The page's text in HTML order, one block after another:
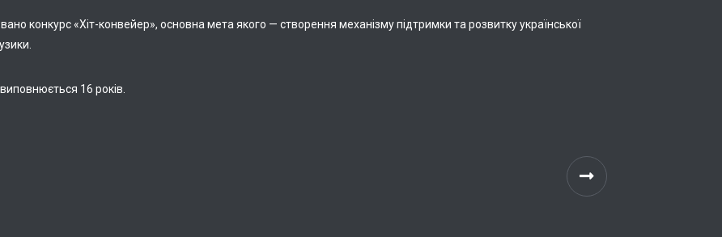
конкурс «Хіт-конвейер», основна мета якого — створення механізму підтримки та розвитку української
16 років.